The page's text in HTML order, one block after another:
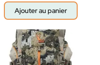
Ajouter au panier